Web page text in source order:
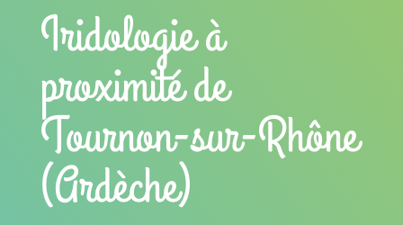
Iridologie à
proximité de
Tournon-sur-Rhône
(Ardèche)